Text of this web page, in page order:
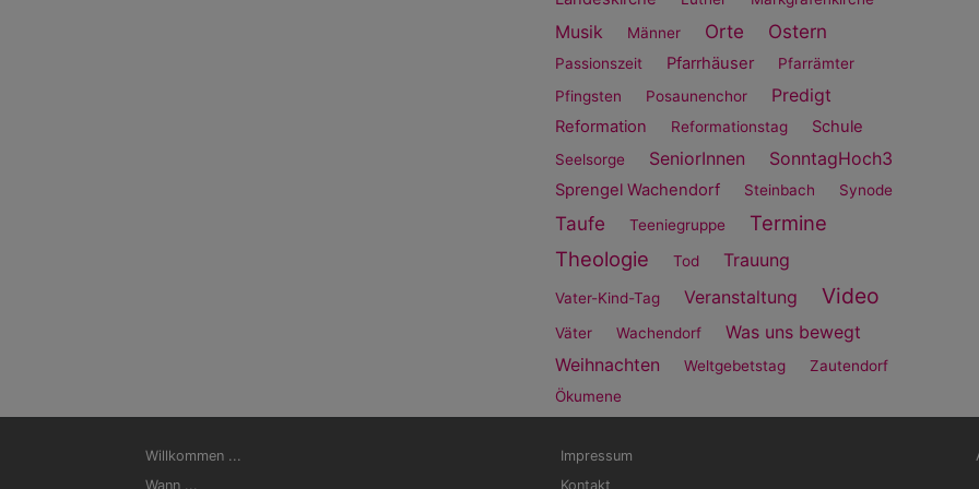
Musik Männer Orte Ostern
Passionszeit Pfarrhäuser
Pfarrämter
Pfingsten
Posaunenchor Predigt
Reformation Reformationstag Schule
Seelsorge SeniorInnen SonntagHoch3
Sprengel Wachendorf Steinbach Synode
Taufe Teeniegruppe
Termine
Theologie
Tod Trauung
Vater-Kind-Tag Veranstaltung Video
Väter Wachendorf
Was uns bewegt
Weihnachten
Weltgebetstag
Zautendorf
Ökumene
Hauptnavigation
Willkommen ...
Wann ...
Fußbereichsmenü
Impressum
Kontakt